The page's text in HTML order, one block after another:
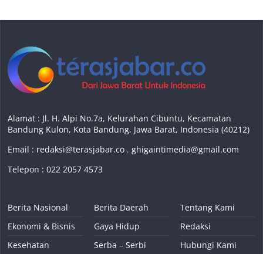
Alamat : Jl. H. Alpi No.7a, Kelurahan Cibuntu, Kecamatan
Bandung Kulon, Kota Bandung, Jawa Barat, Indonesia (40212)
Email : redaksi@terasjabar.co ,ghigaintimedia@gmail.com
Telepon : 022 2057 4573
Berita Nasional
Ekonomi & Bisnis
Kesehatan
Berita Daerah
Gaya Hidup
Serba – Serbi
Tentang Kami
Redaksi
Hubungi Kami